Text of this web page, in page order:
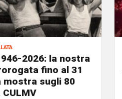
2026: la nostra
fino al 31
mostra sugli 80